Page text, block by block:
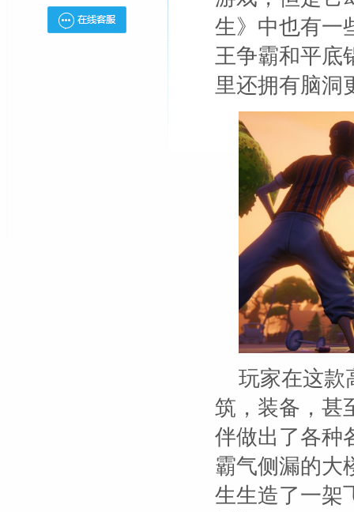
生》中也有一
王争霸和平底
里还拥有脑洞
玩家在这款
筑，装备，甚
伴做出了各种
霸气侧漏的大
生生造了一架